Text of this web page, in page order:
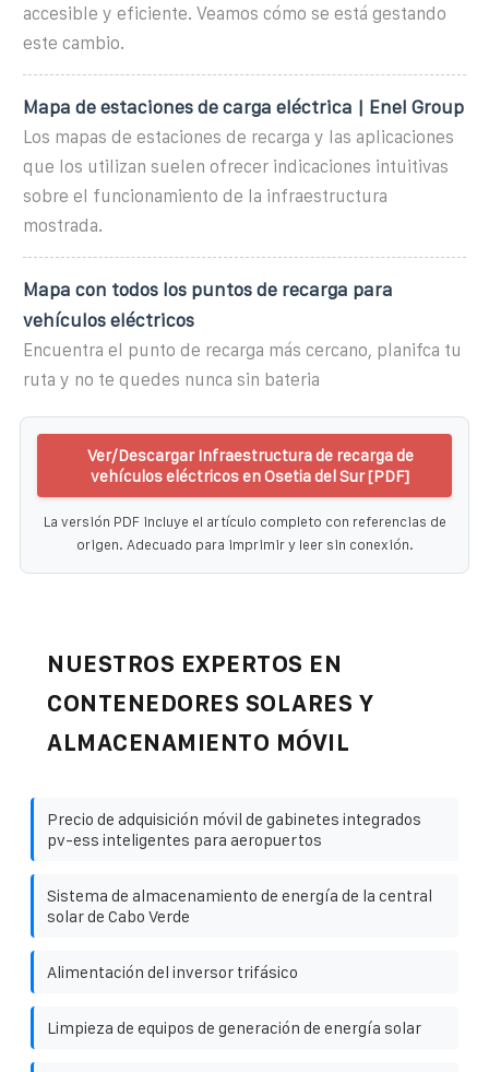
accesible y eficiente. Veamos cómo se está gestando
este cambio.
Mapa de estaciones de carga eléctrica | Enel Group
Los mapas de estaciones de recarga y las aplicaciones
que los utilizan suelen ofrecer indicaciones intuitivas
sobre el funcionamiento de la infraestructura
mostrada.
Mapa con todos los puntos de recarga para
vehículos eléctricos
Encuentra el punto de recarga más cercano, planifca tu
ruta y no te quedes nunca sin bateria
Ver/Descargar Infraestructura de recarga de
vehículos eléctricos en Osetia del Sur [PDF]
La versión PDF incluye el artículo completo con referencias de
origen. Adecuado para imprimir y leer sin conexión.
NUESTROS EXPERTOS EN
CONTENEDORES SOLARES Y
ALMACENAMIENTO MÓVIL
Precio de adquisición móvil de gabinetes integrados
pv-ess inteligentes para aeropuertos
Sistema de almacenamiento de energía de la central
solar de Cabo Verde
Alimentación del inversor trifásico
Limpieza de equipos de generación de energía solar